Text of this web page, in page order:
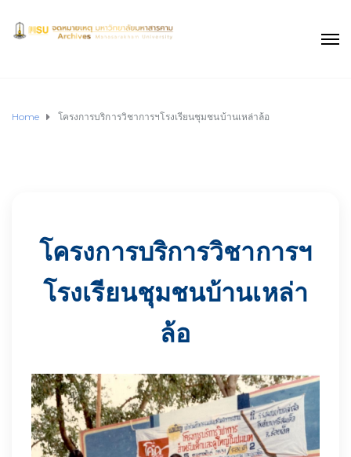
Home โครงการบริการวิชาการฯโรงเรียนชุมชนบ้านเหล่าล้อ
โครงการบริการวิชาการฯ
โรงเรียนชุมชนบ้านเหล่า
ล้อ